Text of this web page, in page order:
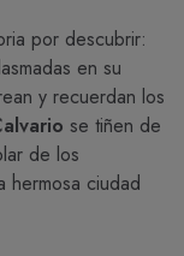
por descubrir:
en su
y recuerdan los
se tiñen de
de los
hermosa ciudad